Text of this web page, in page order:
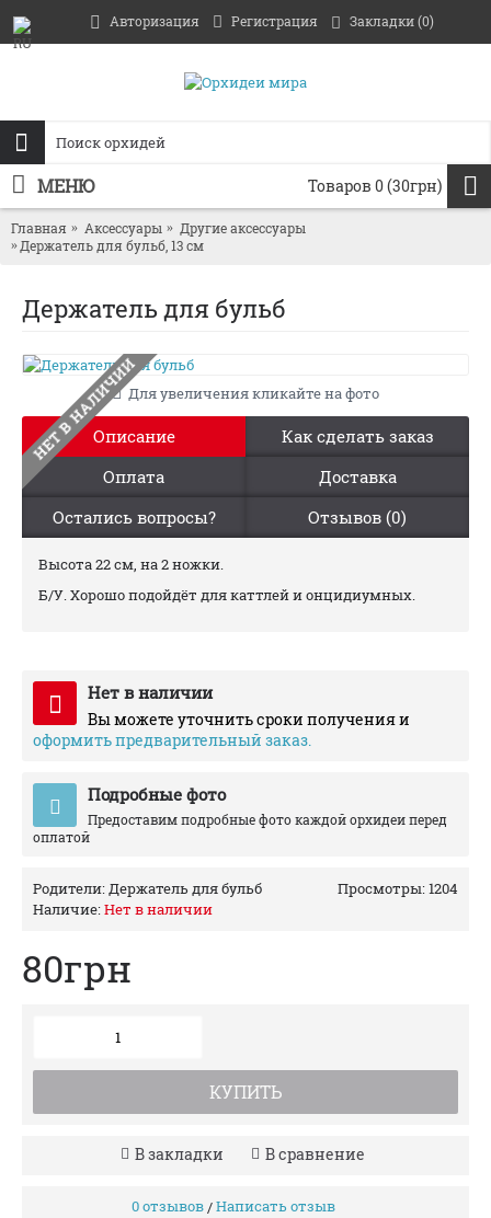
Авторизация Регистрация Закладки (0)
Товаров 0 (30грн)
МЕНЮ
Главная Аксессуары
Другие аксессуары
Держатель для бульб, 13 см
Держатель для бульб
НЕТ В НАЛИЧИИДля увеличения кликайте на фото
Описание
Как сделать заказ
Оплата
Доставка
Остались вопросы?
Отзывов (0)
Высота 22 см, на 2 ножки.
Б/У. Хорошо подойдёт для каттлей и онцидиумных.
Нет в наличии
Вы можете уточнить сроки получения и
оформить предварительный заказ.
Подробные фото
Предоставим подробные фото каждой орхидеи перед
оплатой
Просмотры: 1204
Родители:Держатель для бульб
Наличие:Нет в наличии
80грн
КУПИТЬ
В закладки В сравнение
0 отзывов/Написать отзыв